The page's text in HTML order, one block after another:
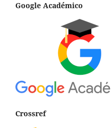
Google Académico
Crossref